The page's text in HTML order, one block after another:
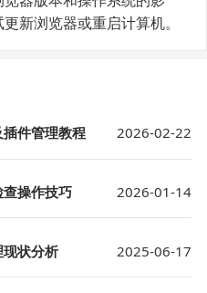
新浏览器或重启计算机。
件管理教程 2026-02-22
操作技巧 2026-01-14
状分析 2025-06-17